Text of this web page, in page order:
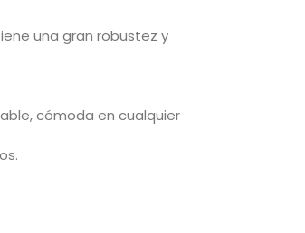
una gran robustez y
cómoda en cualquier